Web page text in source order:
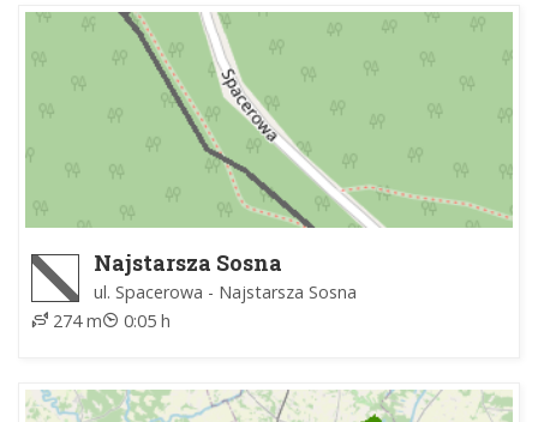
Najstarsza Sosna
ul. Spacerowa - Najstarsza Sosna
274 m
0:05 h